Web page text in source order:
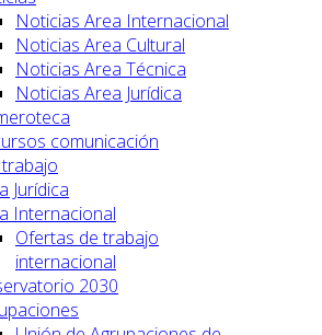
Noticias Area Internacional
Noticias Area Cultural
Noticias Area Técnica
Noticias Area Jurídica
comunicación
Jurídica
Internacional
Ofertas de trabajo
internacional
2030